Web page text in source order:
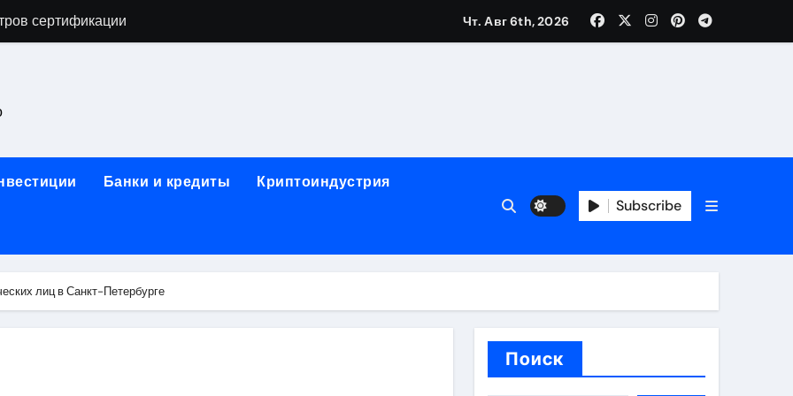
сертификации
и электрооборудование для ногтевого сервиса, наращивания ресниц и депиляции
работы на объектах культурного наследия
базальтового теплоизоляционного шнура разных диаметров
для освоения актуальных профессий онлайн
данных назначение и виды
от проектной документации до противопожарных мероприятий и обустройства мест отдыха
Чт. Авг 6th, 2026
Банки и кредиты Криптоиндустрия
Subscribe
лиц в Санкт-Петербурге
Поиск